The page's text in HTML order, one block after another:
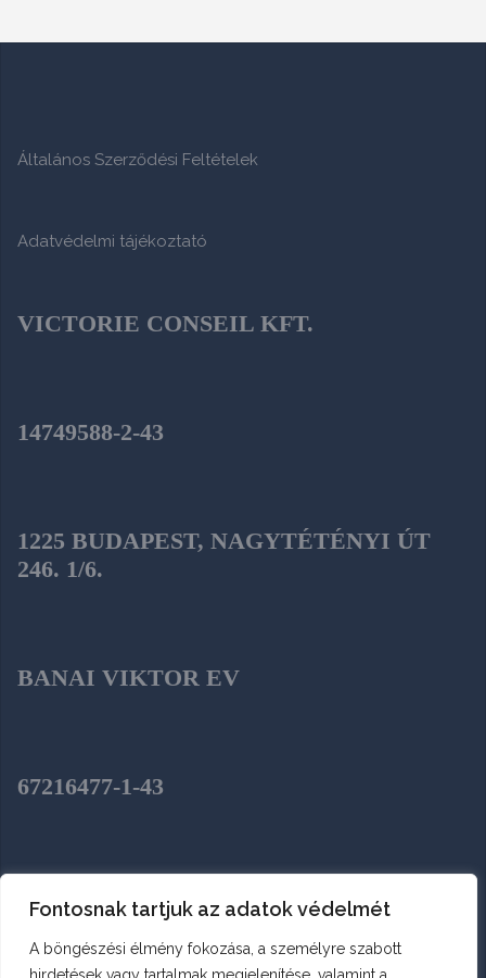
Fontosnak tartjuk az adatok védelmét
A böngészési élmény fokozása, a személyre szabott
Általános Szerződési Feltételek
Adatvédelmi tájékoztató
VICTORIE CONSEIL KFT.
14749588-2-43
1225 BUDAPEST, NAGYTÉTÉNYI ÚT
246. 1/6.
BANAI VIKTOR EV
67216477-1-43
SZENTENDRE, HÉJA UTCA 2.